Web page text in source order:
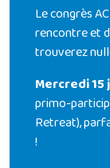
Le congrès
rencontre et
trouverez
Mercredi 15
primo-
Retreat),
!